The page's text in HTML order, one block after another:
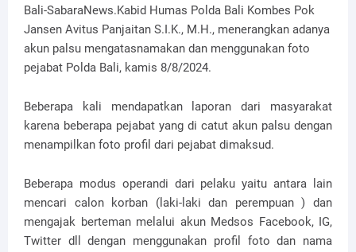
Bali-SabaraNews.Kabid Humas Polda Bali Kombes Pok
Jansen Avitus Panjaitan S.I.K., M.H., menerangkan adanya
akun palsu mengatasnamakan dan menggunakan foto
pejabat Polda Bali, kamis 8/8/2024.
Beberapa kali mendapatkan laporan dari masyarakat
karena beberapa pejabat yang di catut akun palsu dengan
menampilkan foto profil dari pejabat dimaksud.
Beberapa modus operandi dari pelaku yaitu antara lain
mencari calon korban (laki-laki dan perempuan ) dan
mengajak berteman melalui akun Medsos Facebook, IG,
Twitter dll dengan menggunakan profil foto dan nama